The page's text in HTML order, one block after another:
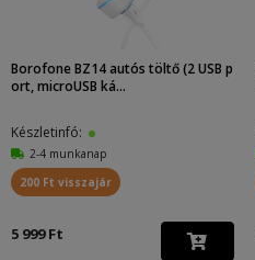
Borofone BZ14 autós töltő (2 USB p
ort, microUSB ká...
Készletinfó:
2-4 munkanap
200 Ft visszajár
5 999 Ft